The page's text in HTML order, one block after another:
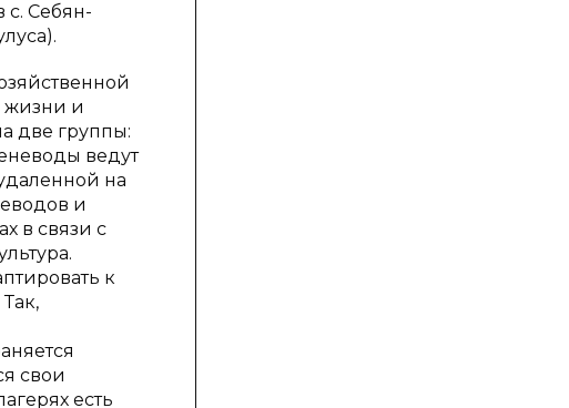
с. Себян-
жизни и
две группы:
ведут
на
и
в связи с
к
свои
есть